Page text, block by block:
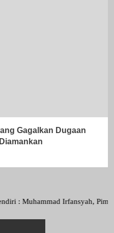
Gagalkan Dugaan
Irfansyah,